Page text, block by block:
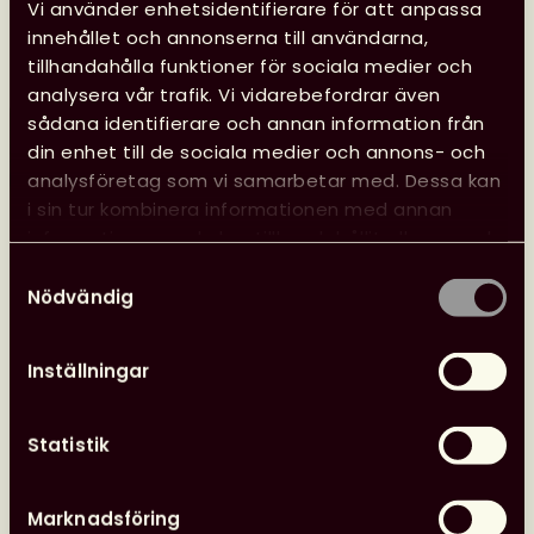
Vi använder enhetsidentifierare för att anpassa
innehållet och annonserna till användarna,
tillhandahålla funktioner för sociala medier och
analysera vår trafik. Vi vidarebefordrar även
sådana identifierare och annan information från
din enhet till de sociala medier och annons- och
analysföretag som vi samarbetar med. Dessa kan
i sin tur kombinera informationen med annan
information som du har tillhandahållit eller som de
Nödvändig
Inställningar
Statistik
Marknadsföring
26 juni, 2026 Opinion